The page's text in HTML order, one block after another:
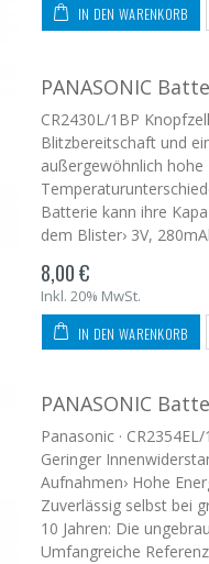
IN DEN WARENKORB
PANASONIC
CR2430L/1BP
Blitzbereitschaft und
außergewöhnlich hohe
Batterie kann ihre
dem Blister› 3V,
8,00 €
Inkl. 20% MwSt.
IN DEN WARENKORB
PANASONIC
Panasonic ·
Geringer
Aufnahmen› Hohe
Zuverlässig selbst bei
10 Jahren: Die
Umfangreiche